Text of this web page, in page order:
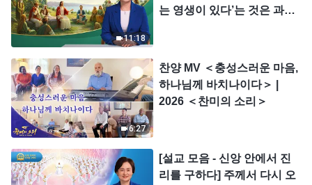
11:18
는 영생이 있다’는 것은 과연
6:27
찬양 MV ＜충성스러운 마음,
하나님께 바치나이다＞ |
2026 ＜찬미의 소리＞
[설교 모음 - 신앙 안에서 진
리를 구하다] 주께서 다시 오